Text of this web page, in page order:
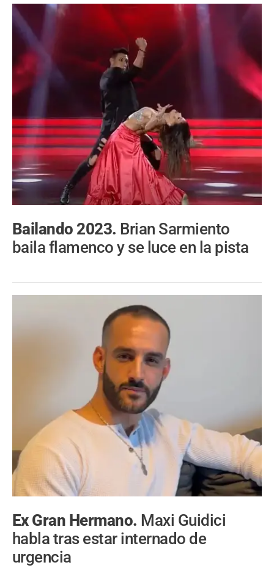
Bailando 2023. Brian Sarmiento
baila flamenco y se luce en la pista
Ex Gran Hermano. Maxi Guidici
habla tras estar internado de
urgencia